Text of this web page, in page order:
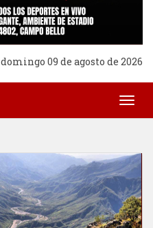
domingo 09 de agosto de 2026